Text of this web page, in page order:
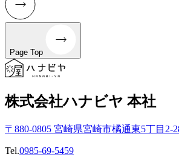
Page Top
株式会社ハナビヤ 本社
〒880-0805 宮崎県宮崎市橘通東5丁目2-
Tel.0985-69-5459